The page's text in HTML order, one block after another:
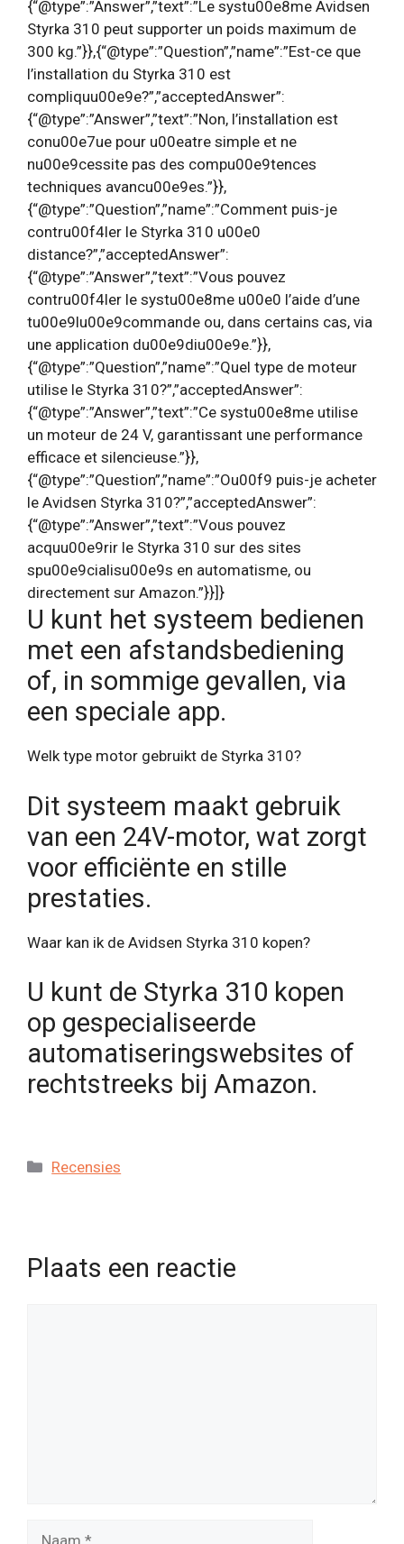
{“@type”:”Answer”,”text”:”Le systu00e8me Avidsen
Styrka 310 peut supporter un poids maximum de
300 kg.”}},{“@type”:”Question”,”name”:”Est-ce que
l’installation du Styrka 310 est
compliquu00e9e?”,”acceptedAnswer”:
{“@type”:”Answer”,”text”:”Non, l’installation est
conu00e7ue pour u00eatre simple et ne
nu00e9cessite pas des compu00e9tences
techniques avancu00e9es.”}},
{“@type”:”Question”,”name”:”Comment puis-je
contru00f4ler le Styrka 310 u00e0
distance?”,”acceptedAnswer”:
{“@type”:”Answer”,”text”:”Vous pouvez
contru00f4ler le systu00e8me u00e0 l’aide d’une
tu00e9lu00e9commande ou, dans certains cas, via
une application du00e9diu00e9e.”}},
{“@type”:”Question”,”name”:”Quel type de moteur
utilise le Styrka 310?”,”acceptedAnswer”:
{“@type”:”Answer”,”text”:”Ce systu00e8me utilise
un moteur de 24 V, garantissant une performance
efficace et silencieuse.”}},
{“@type”:”Question”,”name”:”Ou00f9 puis-je acheter
le Avidsen Styrka 310?”,”acceptedAnswer”:
{“@type”:”Answer”,”text”:”Vous pouvez
acquu00e9rir le Styrka 310 sur des sites
spu00e9cialisu00e9s en automatisme, ou
directement sur Amazon.”}}]}
U kunt het systeem bedienen
met een afstandsbediening
of, in sommige gevallen, via
een speciale app.
Welk type motor gebruikt de Styrka 310?
Dit systeem maakt gebruik
van een 24V-motor, wat zorgt
voor efficiënte en stille
prestaties.
Waar kan ik de Avidsen Styrka 310 kopen?
U kunt de Styrka 310 kopen
op gespecialiseerde
automatiseringswebsites of
rechtstreeks bij Amazon.
Categorieën
Recensies
Plaats een reactie